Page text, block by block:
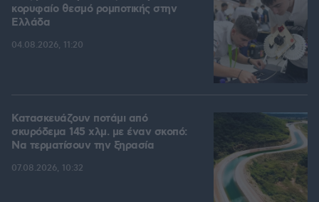
κορυφαίο θεσμό ρομποτικής στην
Ελλάδα
04.08.2026, 11:20
Κατασκευάζουν ποτάμι από
σκυρόδεμα 145 χλμ. με έναν σκοπό:
Να τερματίσουν την ξηρασία
07.08.2026, 10:32